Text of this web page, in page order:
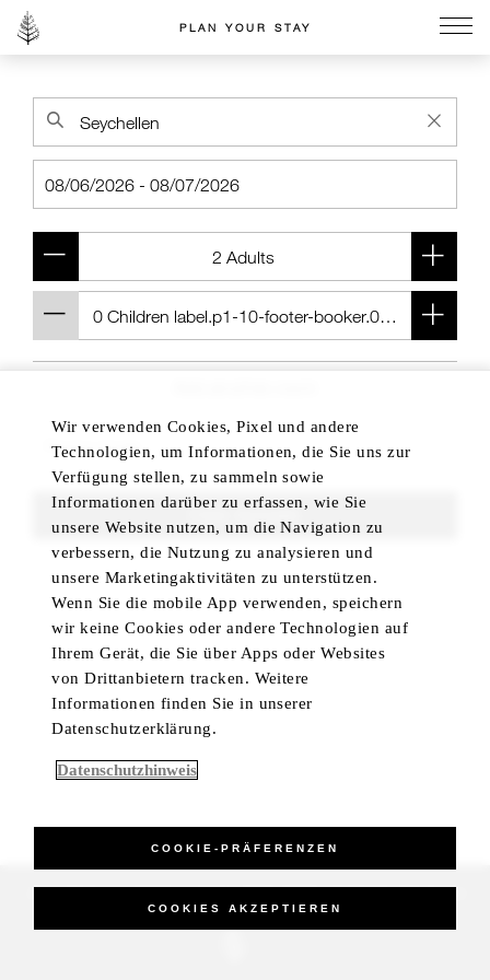
PLAN YOUR STAY
_Four Seasons Hotels Limited 1997-2026. All Rights Reserved.
Wir verwenden Cookies, Pixel und andere
Technologien, um Informationen, die Sie uns zur
Verfügung stellen, zu sammeln sowie
Informationen darüber zu erfassen, wie Sie
unsere Website nutzen, um die Navigation zu
verbessern, die Nutzung zu analysieren und
unsere Marketingaktivitäten zu unterstützen.
Wenn Sie die mobile App verwenden, speichern
wir keine Cookies oder andere Technologien auf
Ihrem Gerät, die Sie über Apps oder Websites
von Drittanbietern tracken. Weitere
Informationen finden Sie in unserer
Datenschutzerklärung.
Datenschutzhinweis
COOKIE-PRÄFERENZEN
COOKIES AKZEPTIEREN